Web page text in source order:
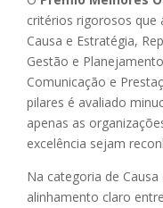
critérios rigorosos que
Causa e Estratégia,
Gestão e
Comunicação e
pilares é avaliado
apenas as
excelência sejam
Na categoria de
alinhamento claro